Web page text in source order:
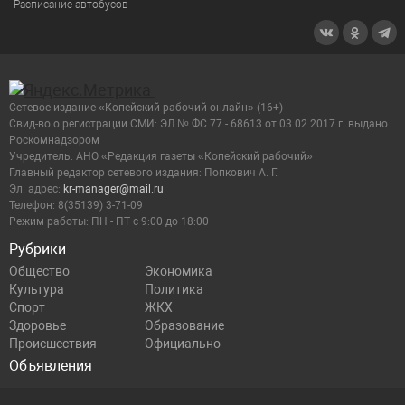
Расписание автобусов
Рубрики
Общество
Экономика
Культура
Политика
Спорт
ЖКХ
Здоровье
Образование
Происшествия
Официально
Объявления
Сетевое издание «Копейский рабочий онлайн» (16+)
Cвид-во о регистрации СМИ: ЭЛ № ФС 77 - 68613 от 03.02.2017 г. выдано
Роскомнадзором
Учредитель: АНО «Редакция газеты «Копейский рабочий»
Главный редактор сетевого издания: Попкович А. Г.
Эл. адрес: kr-manager@mail.ru
Телефон: 8(35139) 3-71-09
Режим работы: ПН - ПТ с 9:00 до 18:00